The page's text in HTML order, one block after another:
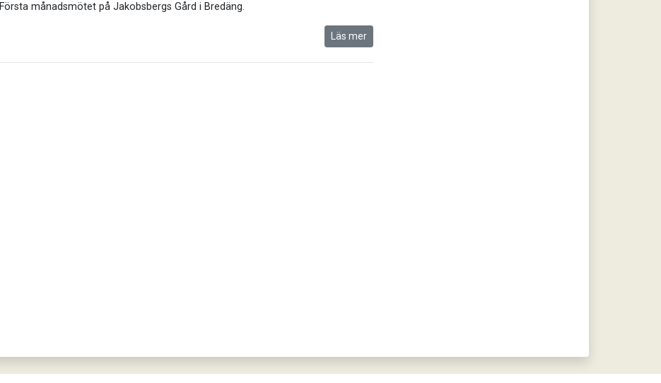
Första månadsmötet på Jakobsbergs Gård i Bredäng.
Läs mer